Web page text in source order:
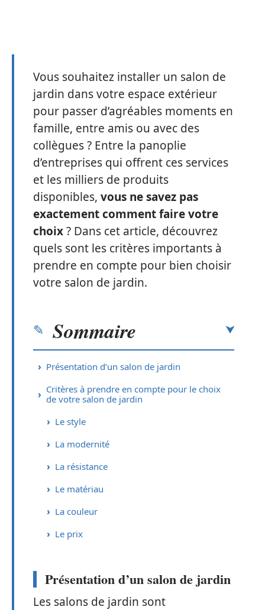
Vous souhaitez installer un salon de
jardin dans votre espace extérieur
pour passer d’agréables moments en
famille, entre amis ou avec des
collègues ? Entre la panoplie
d’entreprises qui offrent ces services
et les milliers de produits
disponibles, vous ne savez pas
exactement comment faire votre
choix? Dans cet article, découvrez
quels sont les critères importants à
prendre en compte pour bien choisir
votre salon de jardin.
Sommaire
Présentation d’un salon de jardin
Critères à prendre en compte pour le choix
de votre salon de jardin
Le style
La modernité
La résistance
Le matériau
La couleur
Le prix
Présentation d’un salon de jardin
Les salons de jardin sont